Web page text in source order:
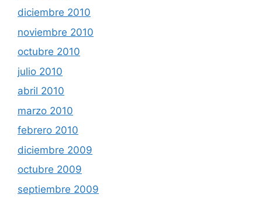
diciembre 2010
noviembre 2010
octubre 2010
julio 2010
abril 2010
marzo 2010
febrero 2010
diciembre 2009
octubre 2009
septiembre 2009